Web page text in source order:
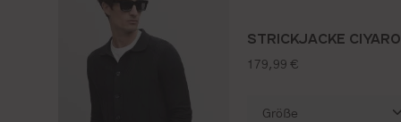
STRICKJACKE CIYARO
regulärer preis:
179,99 €